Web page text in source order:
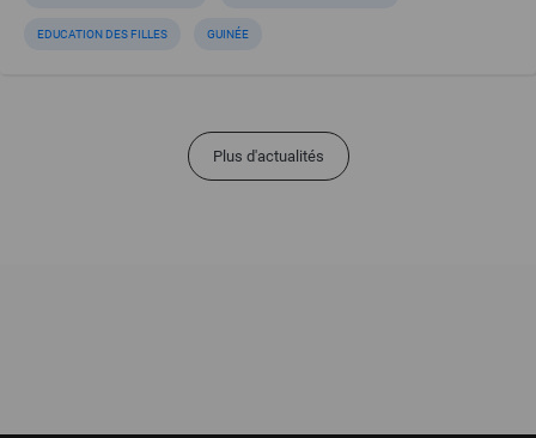
EDUCATION DES FILLES GUINÉE
Plus d'actualités